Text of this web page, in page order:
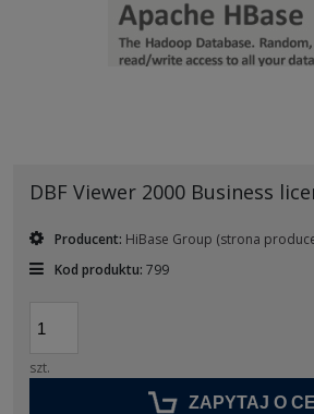
DBF Viewer 2000 Business
Producent: HiBase Group (strona
Kod produktu: 799
szt.
ZAPYTAJ O